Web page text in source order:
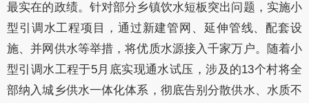
最实在的政绩。针对部分乡镇饮水短板突出问题，实施小
型引调水工程项目，通过新建管网、延伸管线、配套设
施、并网供水等举措，将优质水源接入千家万户。随着小
型引调水工程于5月底实现通水试压，涉及的13个村将全
部纳入城乡供水一体化体系，彻底告别分散供水、水质不